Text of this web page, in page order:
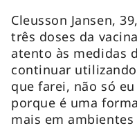
Cleusson Jansen,
três doses da
atento às medidas
continuar
que farei, não só
porque é uma
mais em ambientes